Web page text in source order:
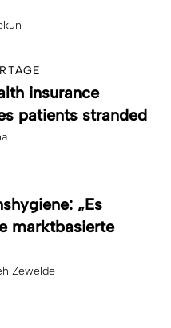
insurance
patients stranded
„Es
marktbasierte
Zewelde